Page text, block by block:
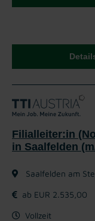
Filialleiter:in
in Saalfelden
Saalfelden am
ab EUR 2.535,00
Vollzeit